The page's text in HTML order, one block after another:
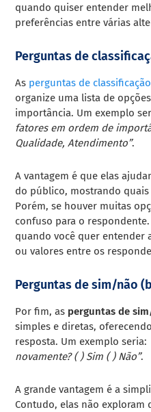
quando quiser entender
preferências entre várias
Perguntas de
As perguntas de classificação
organize uma lista de
importância. Um exemplo
fatores em ordem de
Qualidade, Atendimento”.
A vantagem é que elas
do público, mostrando
Porém, se houver muitas
confuso para o
quando você quer entender
ou valores entre os
Perguntas de sim/não
Por fim, as perguntas de
simples e diretas,
resposta. Um exemplo seria:
novamente? ( ) Sim ( ) Não”.
A grande vantagem é a
Contudo, elas não exploram